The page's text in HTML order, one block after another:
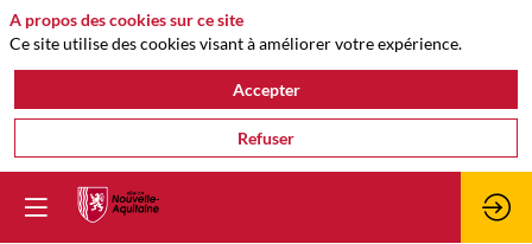
A propos des cookies sur ce site
Ce site utilise des cookies visant à améliorer votre expérience.
Accepter
Refuser